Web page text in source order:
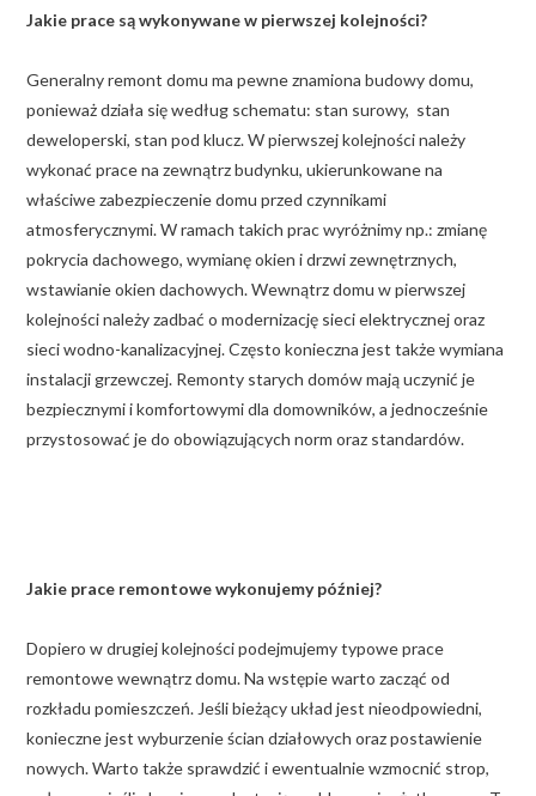
Jakie prace są wykonywane w pierwszej kolejności?
Generalny remont domu ma pewne znamiona budowy domu,
ponieważ działa się według schematu: stan surowy, stan
deweloperski, stan pod klucz. W pierwszej kolejności należy
wykonać prace na zewnątrz budynku, ukierunkowane na
właściwe zabezpieczenie domu przed czynnikami
atmosferycznymi. W ramach takich prac wyróżnimy np.: zmianę
pokrycia dachowego, wymianę okien i drzwi zewnętrznych,
wstawianie okien dachowych. Wewnątrz domu w pierwszej
kolejności należy zadbać o modernizację sieci elektrycznej oraz
sieci wodno-kanalizacyjnej. Często konieczna jest także wymiana
instalacji grzewczej. Remonty starych domów mają uczynić je
bezpiecznymi i komfortowymi dla domowników, a jednocześnie
przystosować je do obowiązujących norm oraz standardów.
Jakie prace remontowe wykonujemy później?
Dopiero w drugiej kolejności podejmujemy typowe prace
remontowe wewnątrz domu. Na wstępie warto zacząć od
rozkładu pomieszczeń. Jeśli bieżący układ jest nieodpowiedni,
konieczne jest wyburzenie ścian działowych oraz postawienie
nowych. Warto także sprawdzić i ewentualnie wzmocnić strop,